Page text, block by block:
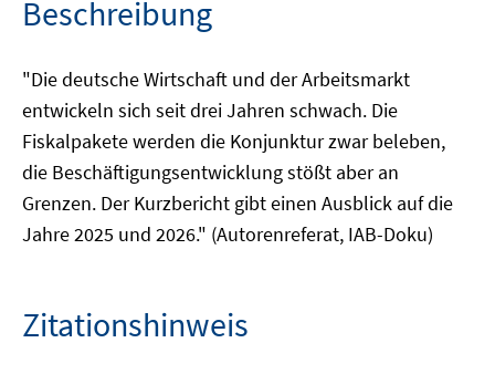
Beschreibung
"Die deutsche Wirtschaft und der Arbeitsmarkt
entwickeln sich seit drei Jahren schwach. Die
Fiskalpakete werden die Konjunktur zwar beleben,
die Beschäftigungsentwicklung stößt aber an
Grenzen. Der Kurzbericht gibt einen Ausblick auf die
Jahre 2025 und 2026." (Autorenreferat, IAB-Doku)
Zitationshinweis